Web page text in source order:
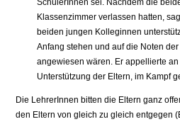
SchülerInnen sei. Nachdem die
Klassenzimmer verlassen hatten,
beiden jungen Kolleginnen
Anfang stehen und auf die Noten
angewiesen wären. Er appellierte
Unterstützung der Eltern, im Kampf
Die LehrerInnen bitten die Eltern ganz
den Eltern von gleich zu gleich entgegen